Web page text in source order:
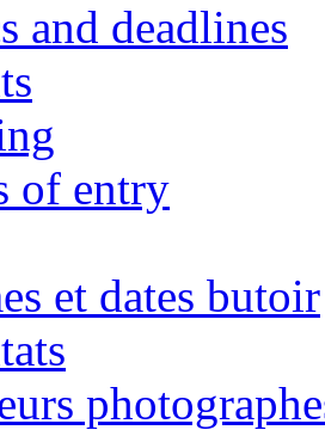
and deadlines
of entry
et dates butoir